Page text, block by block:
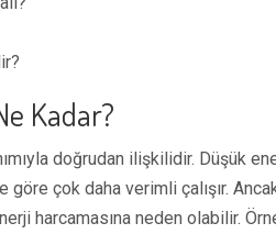
Kadar?
doğrudan ilişkilidir. Düşük
çok daha verimli çalışır.
harcamasına neden olabilir.